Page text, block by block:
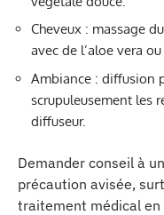
Cheveux : massage
avec de l’aloe vera
Ambiance : diffusion
scrupuleusement les
diffuseur.
Demander conseil à
précaution avisée,
traitement médical en